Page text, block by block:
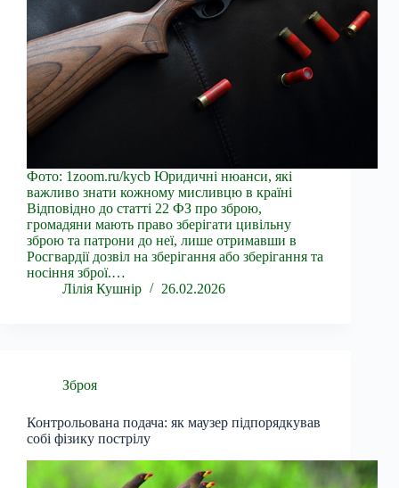
Фото: 1zoom.ru/kycb Юридичні нюанси, які
важливо знати кожному мисливцю в країні
Відповідно до статті 22 ФЗ про зброю,
громадяни мають право зберігати цивільну
зброю та патрони до неї, лише отримавши в
Росгвардії дозвіл на зберігання або зберігання та
носіння зброї.…
Лілія Кушнір
26.02.2026
Зброя
Контрольована подача: як маузер підпорядкував
собі фізику пострілу